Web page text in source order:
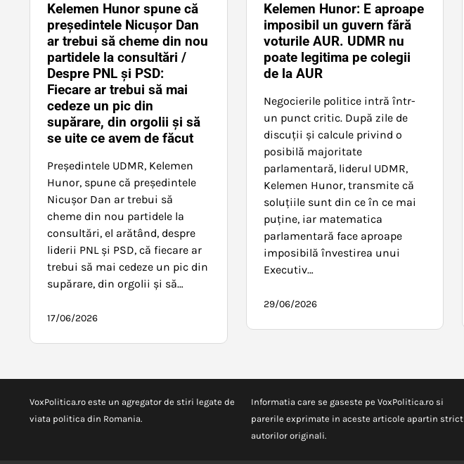
Kelemen Hunor spune că
preşedintele Nicuşor Dan
ar trebui să cheme din nou
partidele la consultări /
Despre PNL şi PSD:
Fiecare ar trebui să mai
cedeze un pic din
supărare, din orgolii şi să
se uite ce avem de făcut
Preşedintele UDMR, Kelemen
Hunor, spune că preşedintele
Nicuşor Dan ar trebui să
cheme din nou partidele la
consultări, el arătând, despre
liderii PNL şi PSD, că fiecare ar
trebui să mai cedeze un pic din
supărare, din orgolii şi să…
17/06/2026
Kelemen Hunor: E aproape
imposibil un guvern fără
voturile AUR. UDMR nu
poate legitima pe colegii
de la AUR
Negocierile politice intră într-
un punct critic. După zile de
discuții și calcule privind o
posibilă majoritate
parlamentară, liderul UDMR,
Kelemen Hunor, transmite că
soluțiile sunt din ce în ce mai
puține, iar matematica
parlamentară face aproape
imposibilă învestirea unui
Executiv…
29/06/2026
VoxPolitica.ro este un agregator de stiri legate de
viata politica din Romania.
Informatia care se gaseste pe VoxPolitica.ro si
parerile exprimate in aceste articole apartin strict
autorilor originali.